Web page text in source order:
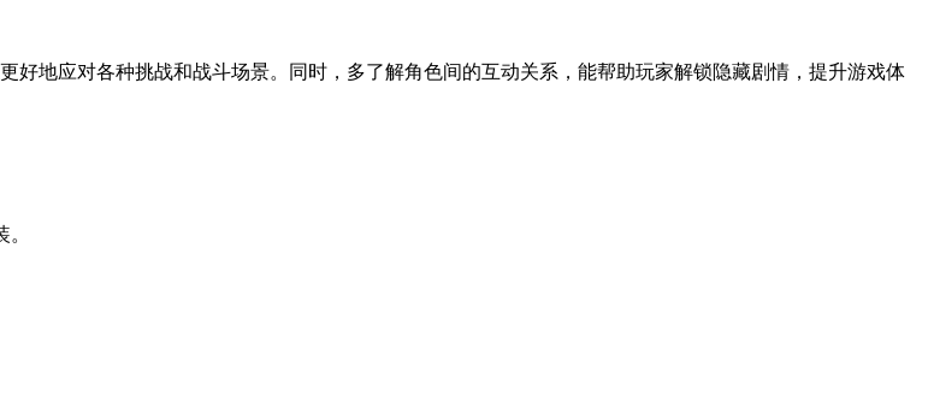
地应对各种挑战和战斗场景。同时，多了解角色间的互动关系，能帮助玩家解锁隐藏剧情，提升游戏体